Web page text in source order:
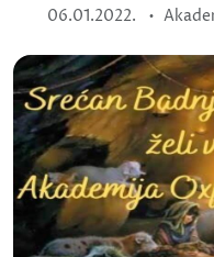
06.01.2022. •